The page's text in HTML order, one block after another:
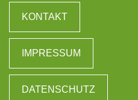
KONTAKT
IMPRESSUM
DATENSCHUTZ